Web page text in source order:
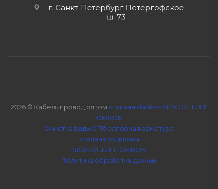
г. Санкт-Петербург Петергофское
ш. 73
2026 © Кабель провод оптом клапана danfoss SICK BALLUFF
OMRON
Очистка воды СПб запорная арматура
клапана задвижки
SICK BALLUFF OMRON
Политика обработки данных